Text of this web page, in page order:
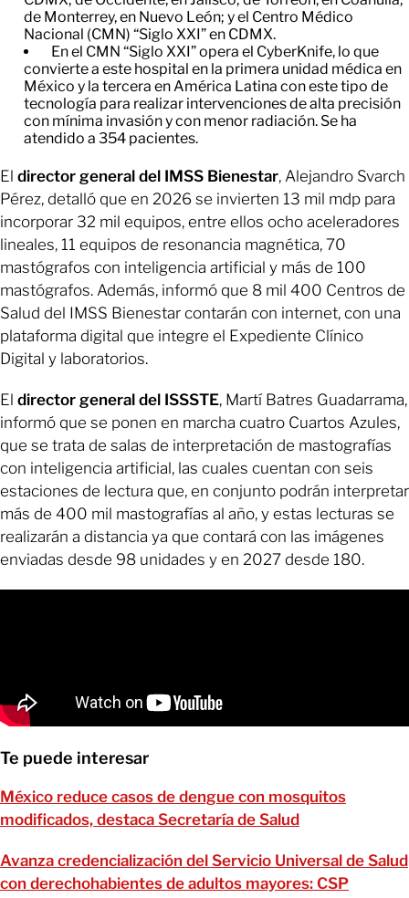
de Monterrey, en Nuevo León; y el Centro Médico
Nacional (CMN) “Siglo XXI” en CDMX.
En el CMN “Siglo XXI” opera el CyberKnife, lo que
convierte a este hospital en la primera unidad médica en
México y la tercera en América Latina con este tipo de
tecnología para realizar intervenciones de alta precisión
con mínima invasión y con menor radiación. Se ha
atendido a 354 pacientes.
El director general del IMSS Bienestar, Alejandro Svarch
Pérez, detalló que en 2026 se invierten 13 mil mdp para
incorporar 32 mil equipos, entre ellos ocho aceleradores
lineales, 11 equipos de resonancia magnética, 70
mastógrafos con inteligencia artificial y más de 100
mastógrafos. Además, informó que 8 mil 400 Centros de
Salud del IMSS Bienestar contarán con internet, con una
plataforma digital que integre el Expediente Clínico
Digital y laboratorios.
El director general del ISSSTE, Martí Batres Guadarrama,
informó que se ponen en marcha cuatro Cuartos Azules,
que se trata de salas de interpretación de mastografías
con inteligencia artificial, las cuales cuentan con seis
estaciones de lectura que, en conjunto podrán interpretar
más de 400 mil mastografías al año, y estas lecturas se
realizarán a distancia ya que contará con las imágenes
enviadas desde 98 unidades y en 2027 desde 180.
Te puede interesar
México reduce casos de dengue con mosquitos
modificados, destaca Secretaría de Salud
Avanza credencialización del Servicio Universal de Salud
con derechohabientes de adultos mayores: CSP